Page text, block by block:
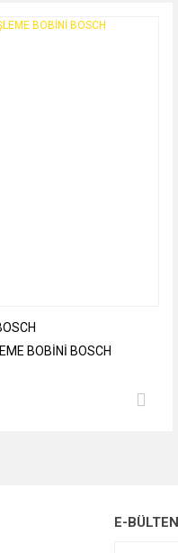
BOBİNİ BOSCH
E-BÜLTEN